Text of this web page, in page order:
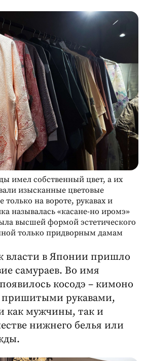
имел собственный цвет, а их
изысканные цветовые
на вороте, рукавах и
называлась «касане-но иромэ»
высшей формой эстетического
только придворным дамам
к власти в Японии пришло
самураев. Во имя
косодэ – кимоно
рукавами,
как мужчины, так и
нижнего белья или